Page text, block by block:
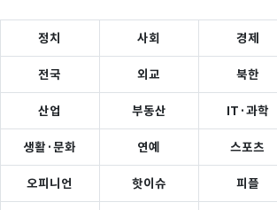
정치 사회 경제
전국 외교 북한
산업 부동산 IT·과학
생활·문화 연예 스포츠
오피니언 핫이슈 피플